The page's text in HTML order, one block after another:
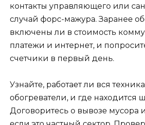
контакты управляющего или
случай форс-мажура. Заранее
включены ли в стоимость
платежи и интернет, и
счетчики в первый день.
Узнайте, работает ли вся
обогреватели, и где находится
Договоритесь о вывозе мусора